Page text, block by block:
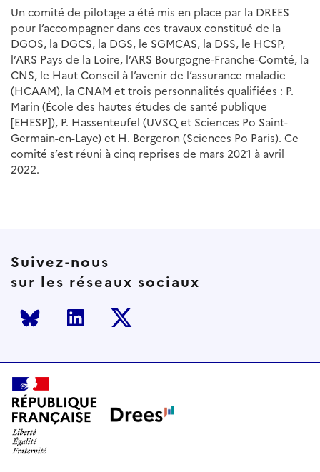
Un comité de pilotage a été mis en place par la DREES
pour l’accompagner dans ces travaux constitué de la
DGOS, la DGCS, la DGS, le SGMCAS, la DSS, le HCSP,
l’ARS Pays de la Loire, l’ARS Bourgogne-Franche-Comté, la
CNS, le Haut Conseil à l’avenir de l’assurance maladie
(HCAAM), la CNAM et trois personnalités qualifiées : P.
Marin (École des hautes études de santé publique
[EHESP]), P. Hassenteufel (UVSQ et Sciences Po Saint-
Germain-en-Laye) et H. Bergeron (Sciences Po Paris). Ce
comité s’est réuni à cinq reprises de mars 2021 à avril
2022.
Suivez-nous
sur les réseaux sociaux
Bluesky LinkedInTwitter